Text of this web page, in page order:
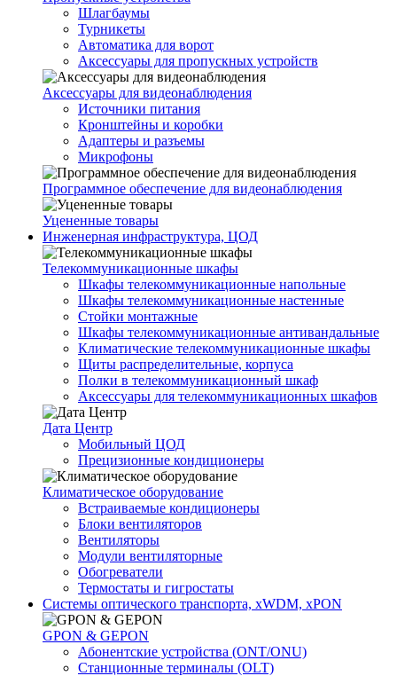
Шлагбаумы
Турникеты
Автоматика для ворот
Аксессуары для пропускных устройств
Аксессуары для видеонаблюдения
Источники питания
Кронштейны и коробки
Адаптеры и разъемы
Микрофоны
Программное обеспечение для видеонаблюдения
Уцененные товары
Инженерная инфраструктура, ЦОД
Телекоммуникационные шкафы
Шкафы телекоммуникационные напольные
Шкафы телекоммуникационные настенные
Стойки монтажные
Шкафы телекоммуникационные антивандальные
Климатические телекоммуникационные шкафы
Щиты распределительные, корпуса
Полки в телекоммуникационный шкаф
Аксессуары для телекоммуникационных шкафов
Дата Центр
Мобильный ЦОД
Прецизионные кондиционеры
Климатичeское оборудование
Встраиваемые кондиционеры
Блоки вентиляторов
Вентиляторы
Модули вентиляторные
Обогреватели
Термостаты и гигростаты
Системы оптического транспорта, xWDM, xPON
GPON & GEPON
Абонентские устройства (ONT/ONU)
Станционные терминалы (OLT)